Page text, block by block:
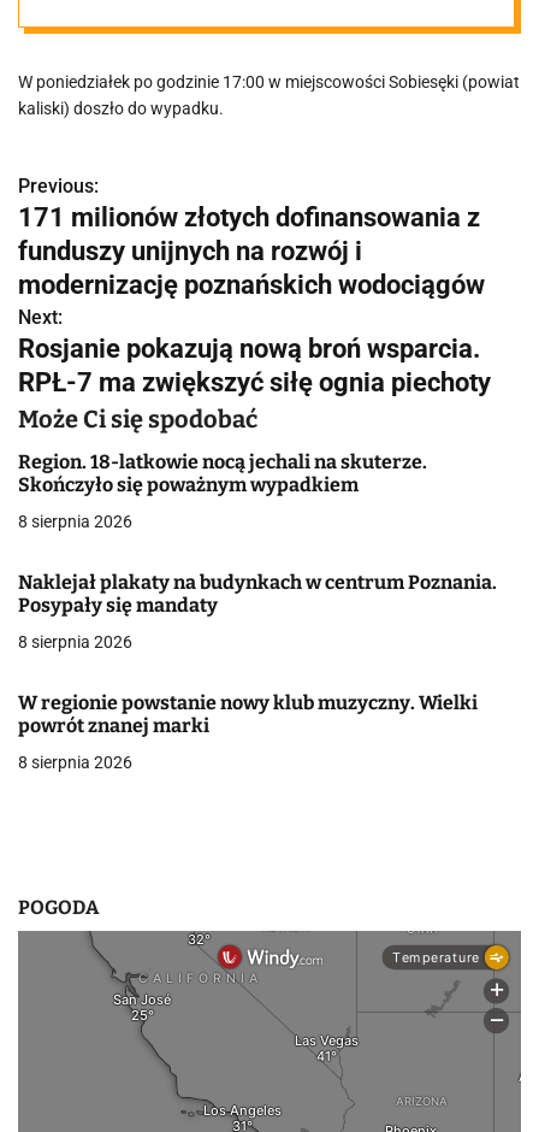
Droga
zablokowana w
obu kierunkach
W poniedziałek po godzinie 17:00 w miejscowości Sobiesęki (powiat
kaliski) doszło do wypadku.
N
a
w
i
g
a
c
j
w
p
i
s
Previous:
171 milionów złotych dofinansowania z
funduszy unijnych na rozwój i
modernizację poznańskich wodociągów
Next:
Rosjanie pokazują nową broń wsparcia.
RPŁ-7 ma zwiększyć siłę ognia piechoty
Może Ci się spodobać
Region. 18-latkowie nocą jechali na skuterze.
Skończyło się poważnym wypadkiem
8 sierpnia 2026
Naklejał plakaty na budynkach w centrum Poznania.
Posypały się mandaty
8 sierpnia 2026
W regionie powstanie nowy klub muzyczny. Wielki
powrót znanej marki
8 sierpnia 2026
POGODA